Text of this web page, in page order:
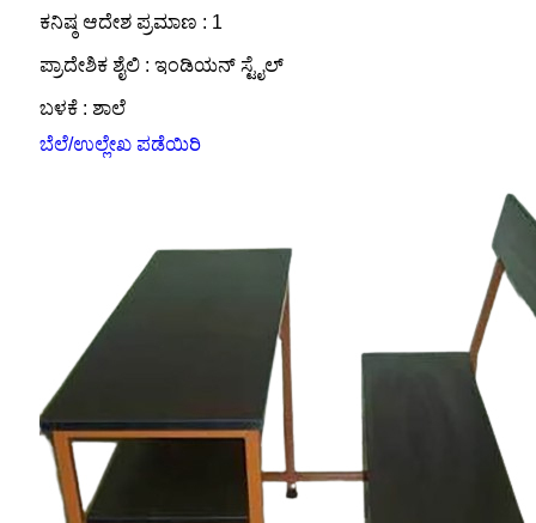
ಕನಿಷ್ಠ ಆದೇಶ ಪ್ರಮಾಣ : 1
ಪ್ರಾದೇಶಿಕ ಶೈಲಿ : ಇಂಡಿಯನ್ ಸ್ಟೈಲ್
ಬಳಕೆ : ಶಾಲೆ
ಬೆಲೆ/ಉಲ್ಲೇಖ ಪಡೆಯಿರಿ